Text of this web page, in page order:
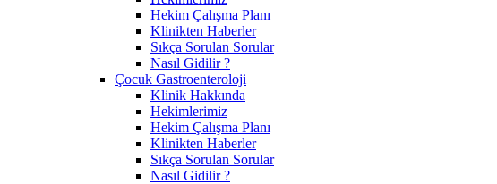
Hekim Çalışma Planı
Klinikten Haberler
Sıkça Sorulan Sorular
Nasıl Gidilir ?
Çocuk Gastroenteroloji
Klinik Hakkında
Hekimlerimiz
Hekim Çalışma Planı
Klinikten Haberler
Sıkça Sorulan Sorular
Nasıl Gidilir ?